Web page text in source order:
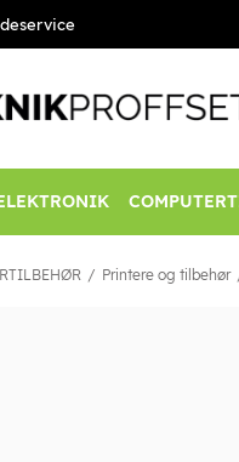
Printere og tilbehør